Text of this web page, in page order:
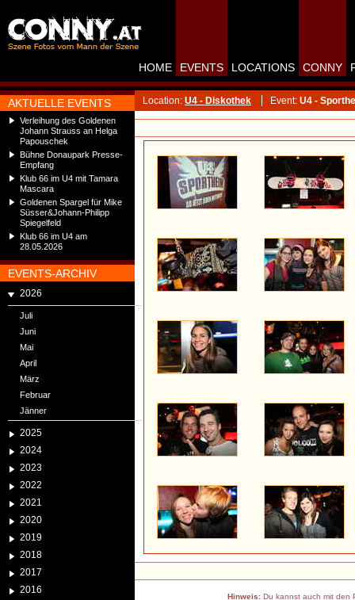
AKTUELLE EVENTS
Verleihung des Goldenen
Johann Strauss an Helga
Papouschek
Bühne Donaupark Presse-
Empfang
Klub 66 im U4 mit Tamara
Mascara
Goldenen Spargel für Mike
Süsser&Johann-Philipp
Spiegelfeld
Klub 66 im U4 am
28.05.2026
EVENTS-ARCHIV
2026
Juli
Juni
Mai
April
März
Februar
Jänner
2025
2024
2023
2022
2021
2020
2019
2018
2017
2016
HOME EVENTS LOCATIONS CONNY
Location: U4 - Diskothek Event: U4 -
Hinweis:Du kannst auch mit den